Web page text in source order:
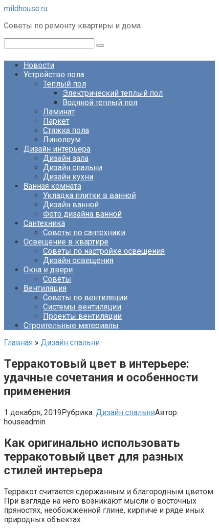
Перейти
контенту
mildhouse.ru
Советы по ремонту квартиры и дома
Новости
Устройство пола
Теплый пол
Электрический теплый пол
Водяной теплый пол
Ламинат
Паркет
Стяжка пола
Линолеум
Дизайн интерьера
Дизайн зала
Дизайн спальни
Дизайн кухни
Ванная комната
Укладка плитки в ванной
Дизайн ванной
Фото дизайна ванной
Сантехника
Советы по сантехники
Освещение в квартире
Советы по настройке освещения
Дизайн освещения
Окна и двери
Советы
Вентиляция
Советы по вентиляции
Системы вентиляции
Проекты вентиляции
Строительные материалы
Главная » Дизайн спальни
Терракотовый цвет в интерьере:
удачные сочетания и особенности
применения
1 декабря, 2019Рубрика: Дизайн спальниАвтор:
houseadmin
Как оригинально использовать
терракотовый цвет для разных
стилей интерьера
Терракот считается сдержанным и благородным цветом.
При взгляде на него возникают мысли о восточных
пряностях, необожженной глине, кирпиче и ряде иных
природных объектах.